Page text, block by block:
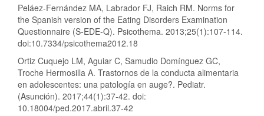
Peláez-Fernández MA, Labrador FJ, Raich RM. Norms for
the Spanish version of the Eating Disorders Examination
Questionnaire (S-EDE-Q). Psicothema. 2013;25(1):107-114.
doi:10.7334/psicothema2012.18
Ortiz Cuquejo LM, Aguiar C, Samudio Domínguez GC,
Troche Hermosilla A. Trastornos de la conducta alimentaria
en adolescentes: una patología en auge?. Pediatr.
(Asunción). 2017;44(1):37-42. doi:
10.18004/ped.2017.abril.37-42